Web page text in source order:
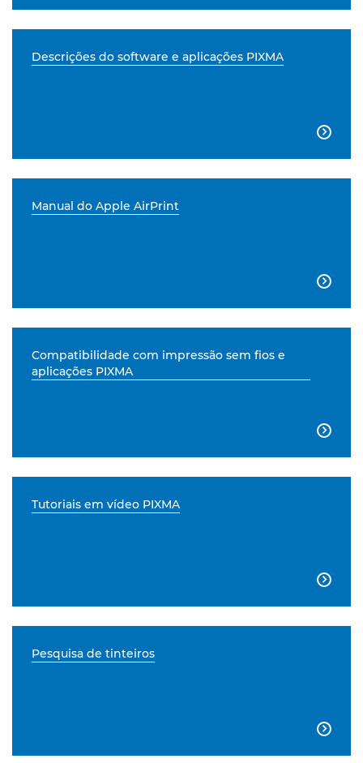
Descrições do software e aplicações PIXMA

Manual do Apple AirPrint

Compatibilidade com impressão sem fios e
aplicações PIXMA

Tutoriais em vídeo PIXMA

Pesquisa de tinteiros
